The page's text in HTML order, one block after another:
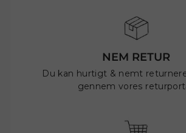
NEM RETUR
Du kan hurtigt & nemt
gennem vores